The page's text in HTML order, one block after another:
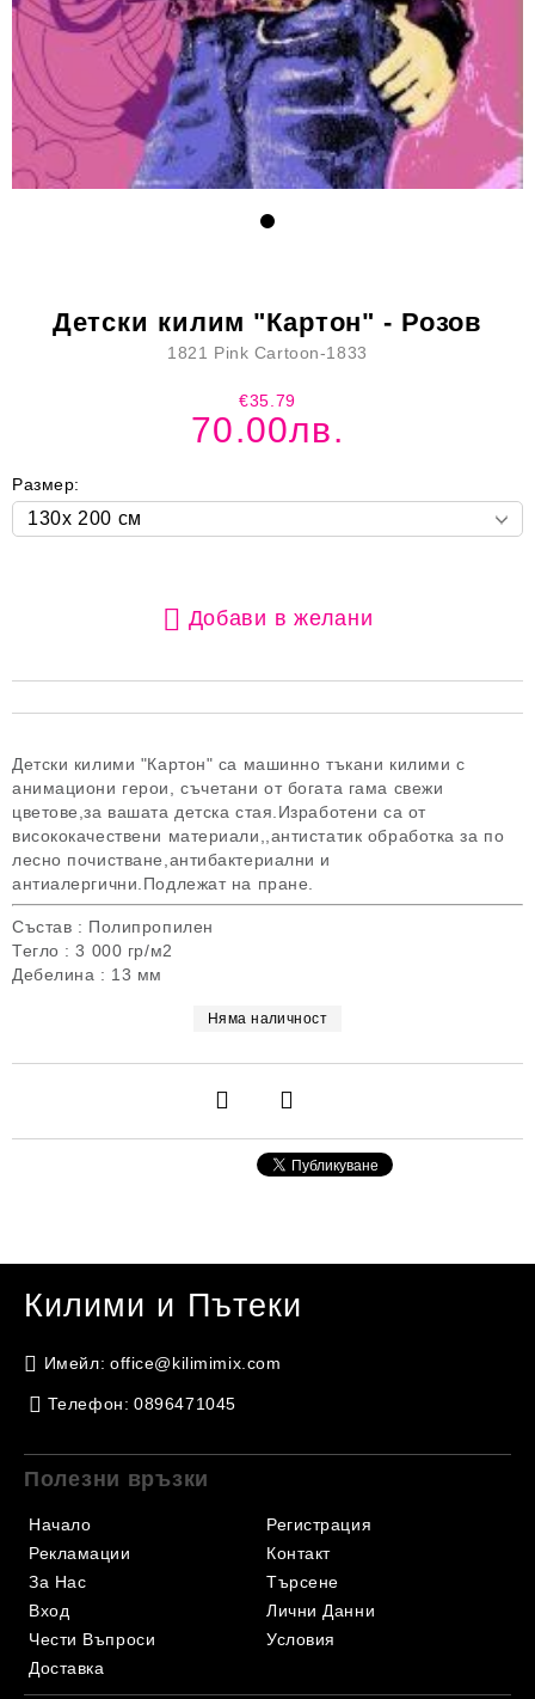
Детски килими "Картон" са машинно тъкани килими с
анимациони герои, съчетани от богата гама свежи
цветове,за вашата детска стая.Изработени са от
висококачествени материали,,антистатик обработка за по
лесно почистване,антибактериални и
антиалергични.Подлежат на пране.
Състав : Полипропилен
Тегло : 3 000 гр/м2
Дебелина : 13 мм
Няма наличност
Детски килим "Картон" - Розов
1821 Pink Cartoon-1833
€35.79
70.00лв.
Размер:
Добави в желани
Килими и Пътеки
Имейл: office@kilimimix.com
Телефон: 0896471045
Полезни връзки
Начало
Рекламации
За Нас
Вход
Чести Въпроси
Регистрация
Контакт
Търсене
Лични Данни
Условия
Доставка